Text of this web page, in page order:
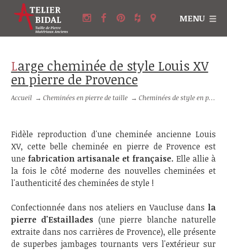
MENU
Large cheminée de style Louis XV
en pierre de Provence
Accueil → Cheminées en pierre de taille →Cheminées de style en pierre
Fidèle reproduction d'une cheminée ancienne Louis
XV, cette belle cheminée en pierre de Provence est
une fabrication artisanale et française. Elle allie à
la fois le côté moderne des nouvelles cheminées et
l'authenticité des cheminées de style !
Confectionnée dans nos ateliers en Vaucluse dans la
pierre d'Estaillades (une pierre blanche naturelle
extraite dans nos carrières de Provence), elle présente
de superbes jambages tournants vers l'extérieur sur